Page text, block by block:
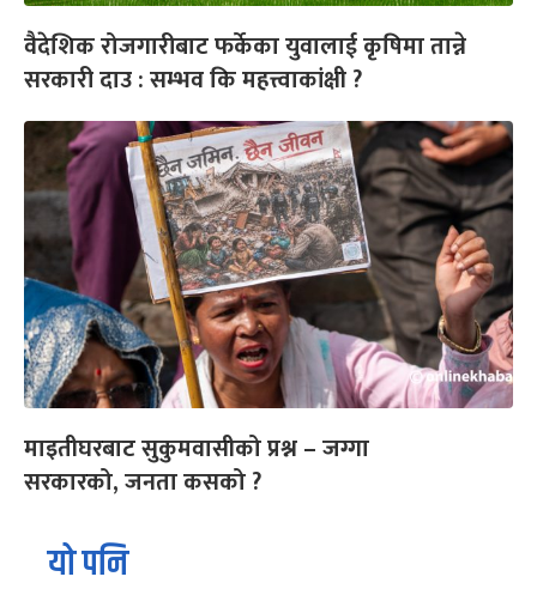
वैदेशिक रोजगारीबाट फर्केका युवालाई कृषिमा तान्ने
सरकारी दाउ : सम्भव कि महत्त्वाकांक्षी ?
माइतीघरबाट सुकुमवासीको प्रश्न – जग्गा
सरकारको, जनता कसको ?
यो पनि